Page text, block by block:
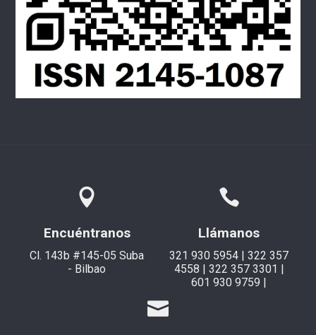
Encuéntranos
Cl. 143b #145-05 Suba
- Bilbao
Llámanos
321 930 5954 | 322 357
4558 | 322 357 3301 |
601 930 9759 |